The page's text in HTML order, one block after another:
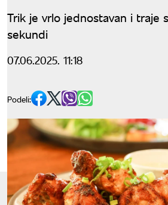
Trik je vrlo jednostavan i traje
sekundi
07.06.2025. 11:18
Podeli: